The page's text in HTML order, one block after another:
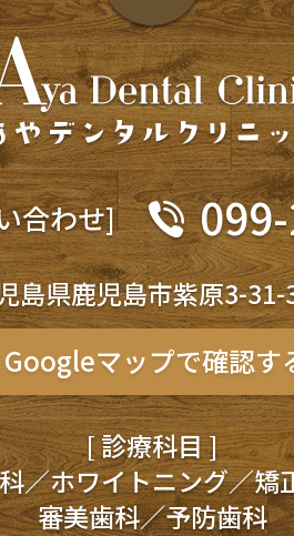
合わせ]
島県鹿児島市紫原3-
Googleマップで確認す
[ 診療科目 ]
／ホワイトニング／矯
審美歯科／予防歯科